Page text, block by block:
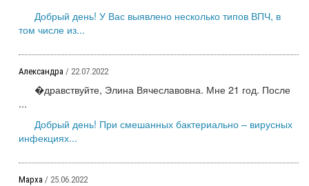
Добрый день! У Вас выявлено несколько типов ВПЧ, в
том числе из...
Александра / 22.07.2022
�дравствуйте, Элина Вячеславовна. Мне 21 год. После
...
Добрый день! При смешанных бактериально – вирусных
инфекциях...
Марха / 25.06.2022